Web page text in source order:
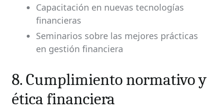
Capacitación en nuevas tecnologías
financieras
Seminarios sobre las mejores prácticas
en gestión financiera
8. Cumplimiento normativo y
ética financiera